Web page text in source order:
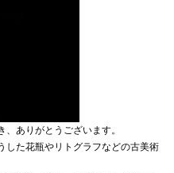
ありがとうございます。
した花瓶やリトグラフなどの古美術